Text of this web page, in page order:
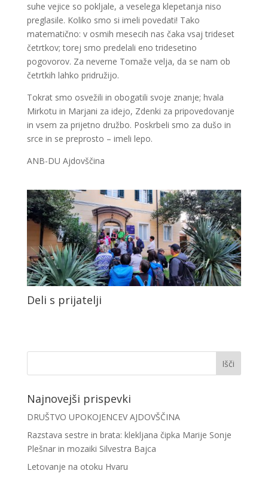
suhe vejice so pokljale, a veselega klepetanja niso
preglasile. Koliko smo si imeli povedati! Tako
matematično: v osmih mesecih nas čaka vsaj trideset
četrtkov; torej smo predelali eno tridesetino
pogovorov. Za neverne Tomaže velja, da se nam ob
četrtkih lahko pridružijo.
Tokrat smo osvežili in obogatili svoje znanje; hvala
Mirkotu in Marjani za idejo, Zdenki za pripovedovanje
in vsem za prijetno družbo. Poskrbeli smo za dušo in
srce in se preprosto – imeli lepo.
ANB-DU Ajdovščina
Deli s prijatelji
Najnovejši prispevki
DRUŠTVO UPOKOJENCEV AJDOVŠČINA
Razstava sestre in brata: klekljana čipka Marije Sonje
Plešnar in mozaiki Silvestra Bajca
Letovanje na otoku Hvaru